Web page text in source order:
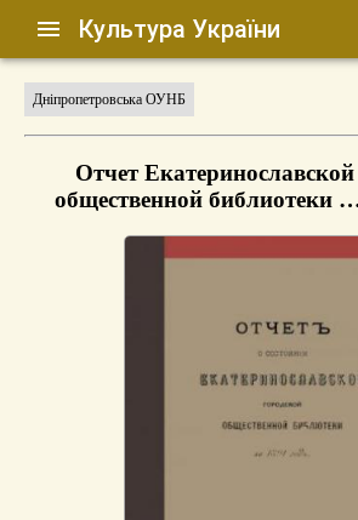
Культура України
Дніпропетровська ОУНБ
Отчет
общественной библиотеки